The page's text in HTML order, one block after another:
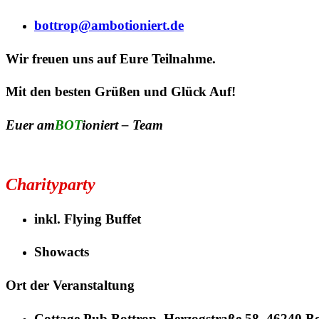
bottrop@ambotioniert.de
Wir freuen uns auf Eure Teilnahme.
Mit den besten Grüßen und Glück Auf!
EueramBOTioniert– Team
Charityparty
inkl. Flying Buffet
Showacts
Ort der Veranstaltung